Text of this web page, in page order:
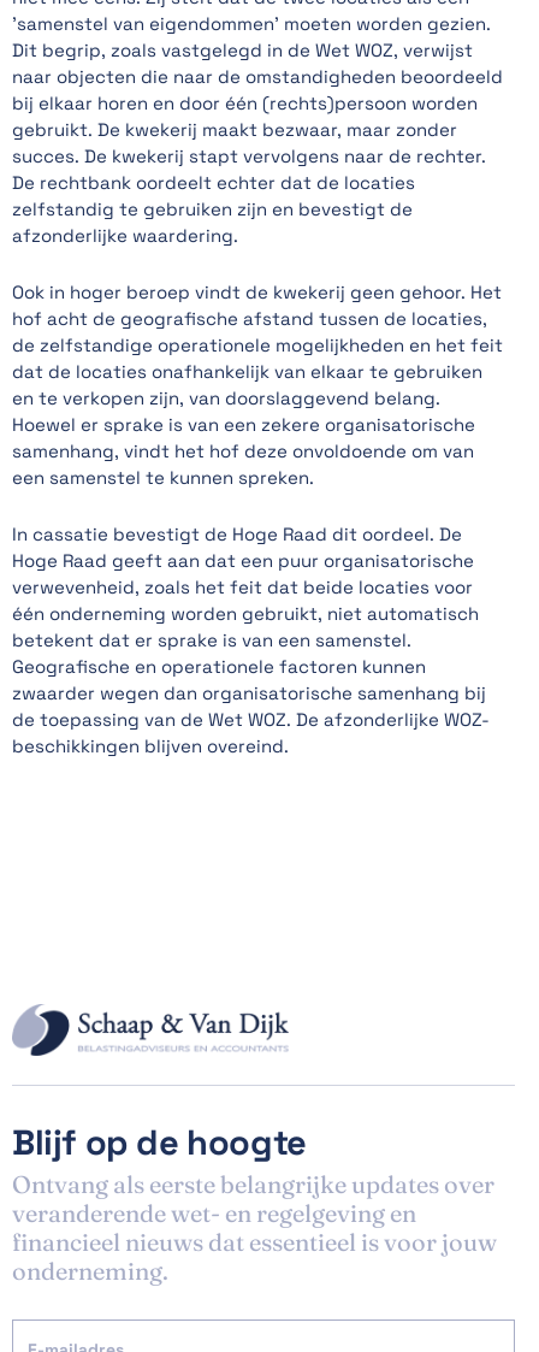
'samenstel van eigendommen' moeten worden gezien.
Dit begrip, zoals vastgelegd in de Wet WOZ, verwijst
naar objecten die naar de omstandigheden beoordeeld
bij elkaar horen en door één (rechts)persoon worden
gebruikt. De kwekerij maakt bezwaar, maar zonder
succes. De kwekerij stapt vervolgens naar de rechter.
De rechtbank oordeelt echter dat de locaties
zelfstandig te gebruiken zijn en bevestigt de
afzonderlijke waardering.
Ook in hoger beroep vindt de kwekerij geen gehoor. Het
hof acht de geografische afstand tussen de locaties,
de zelfstandige operationele mogelijkheden en het feit
dat de locaties onafhankelijk van elkaar te gebruiken
en te verkopen zijn, van doorslaggevend belang.
Hoewel er sprake is van een zekere organisatorische
samenhang, vindt het hof deze onvoldoende om van
een samenstel te kunnen spreken.
In cassatie bevestigt de Hoge Raad dit oordeel. De
Hoge Raad geeft aan dat een puur organisatorische
verwevenheid, zoals het feit dat beide locaties voor
één onderneming worden gebruikt, niet automatisch
betekent dat er sprake is van een samenstel.
Geografische en operationele factoren kunnen
zwaarder wegen dan organisatorische samenhang bij
de toepassing van de Wet WOZ. De afzonderlijke WOZ-
beschikkingen blijven overeind.
Blijf op de hoogte
Ontvang als eerste belangrijke updates over
veranderende wet- en regelgeving en
financieel nieuws dat essentieel is voor jouw
onderneming.